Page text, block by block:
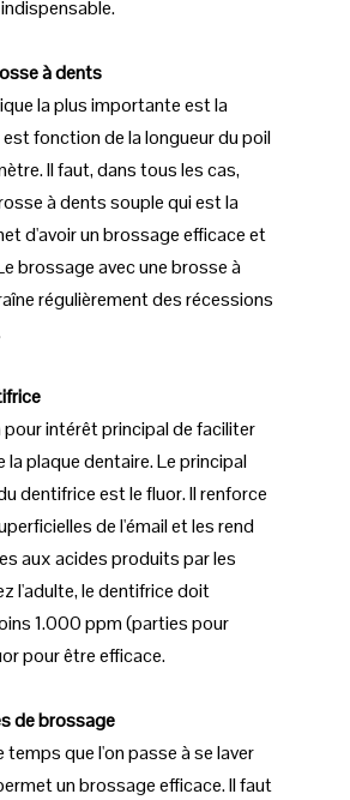
à dents
la plus importante est la
fonction de la longueur du poil
Il faut, dans tous les cas,
à dents souple qui est la
d'avoir un brossage efficace et
brossage avec une brosse à
régulièrement des récessions
pour intérêt principal de faciliter
la plaque dentaire. Le principal
dentifrice est le fluor. Il renforce
de l'émail et les rend
aux acides produits par les
l'adulte, le dentifrice doit
1.000 ppm (parties pour
pour être efficace.
de brossage
temps que l'on passe à se laver
un brossage efficace. Il faut